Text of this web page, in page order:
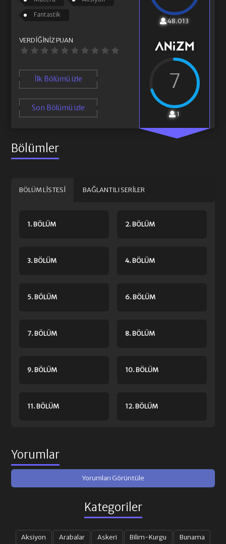
48.013
7
1
Fantastik
VERDIĞINIZ PUAN
İlk Bölümü izle
Son Bölümü izle
Bölümler
BÖLÜM LISTESI BAĞLANTILI SERILER
1. BÖLÜM 2. BÖLÜM
3. BÖLÜM 4. BÖLÜM
5. BÖLÜM 6. BÖLÜM
7. BÖLÜM 8. BÖLÜM
9. BÖLÜM 10. BÖLÜM
11. BÖLÜM 12. BÖLÜM
16. BÖLÜM
18. BÖLÜM
Yorumlar
Yorumları Görüntüle
Kategoriler
Aksiyon Arabalar Askeri Bilim-Kurgu Bunama